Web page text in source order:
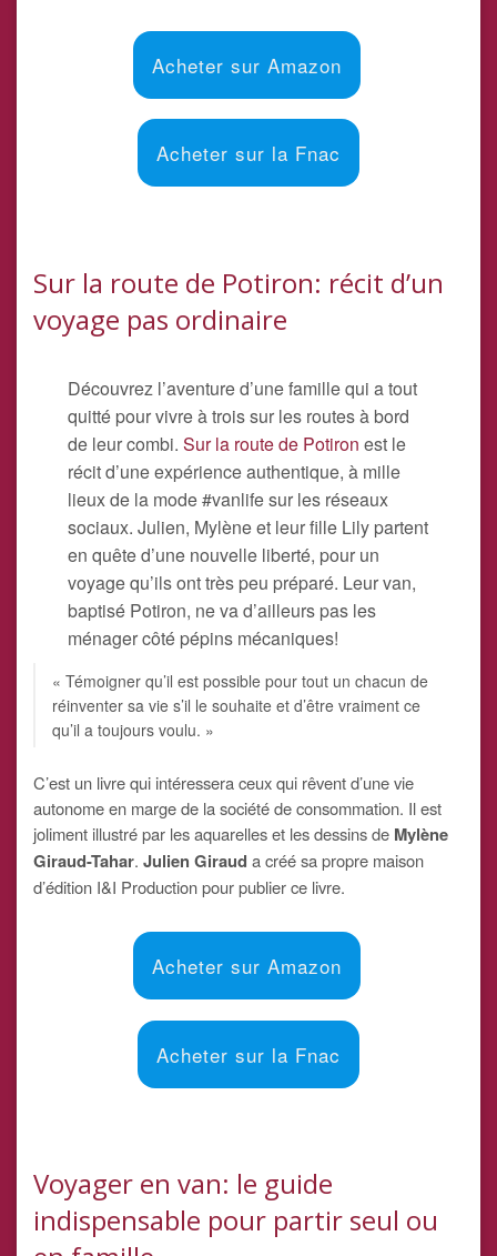
Acheter sur Amazon
Acheter sur la Fnac
Sur la route de Potiron: récit d’un
voyage pas ordinaire
Découvrez l’aventure d’une famille qui a tout
quitté pour vivre à trois sur les routes à bord
de leur combi.Sur la route de Potiron est le
récit d’une expérience authentique, à mille
lieux de la mode #vanlife sur les réseaux
sociaux. Julien, Mylène et leur fille Lily partent
en quête d’une nouvelle liberté, pour un
voyage qu’ils ont très peu préparé. Leur van,
baptisé Potiron, ne va d’ailleurs pas les
ménager côté pépins mécaniques!
« Témoigner qu’il est possible pour tout un chacun de
réinventer sa vie s’il le souhaite et d’être vraiment ce
qu’il a toujours voulu. »
C’est un livre qui intéressera ceux qui rêvent d’une vie
autonome en marge de la société de consommation. Il est
joliment illustré par les aquarelles et les dessins de Mylène
Giraud-Tahar. Julien Giraud a créé sa propre maison
d’édition I&I Production pour publier ce livre.
Acheter sur Amazon
Acheter sur la Fnac
Voyager en van: le guide
indispensable pour partir seul ou